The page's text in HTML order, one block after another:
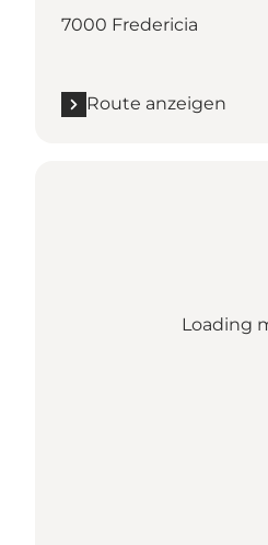
7000 Fredericia
Route anzeigen
Loading